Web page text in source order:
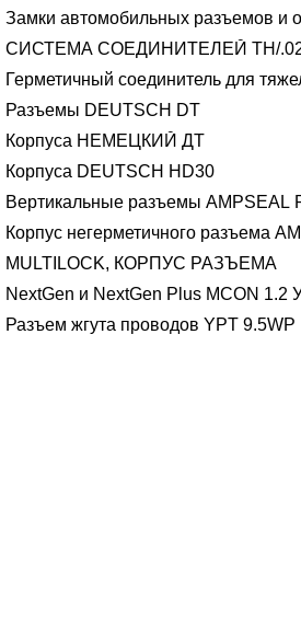
Замки автомобильных разъемов и
положения
СИСТЕМА СОЕДИНИТЕЛЕЙ TH/
ВКЛАДЫШ
Герметичный соединитель для
эксплуатации Фиксирующие
Разъемы DEUTSCH DT
Корпуса НЕМЕЦКИЙ ДТ
Корпуса DEUTSCH HD30
Вертикальные разъемы AMPSEAL
Корпус негерметичного разъема
MULTILOCK, КОРПУС РАЗЪЕМА
NextGen и NextGen Plus MCON 1.2
для полостей с одинарной
Разъем жгута проводов YPT 9.5WP